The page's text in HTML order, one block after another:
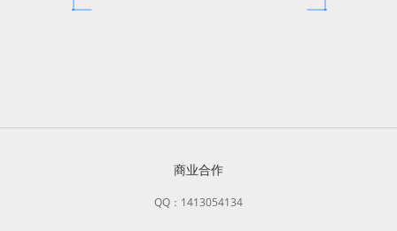
商业合作
QQ：1413054134